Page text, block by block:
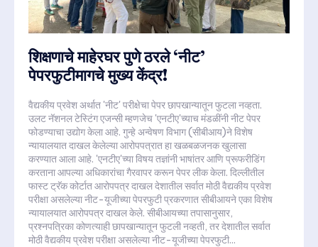
शिक्षणाचे माहेरघर पुणे ठरले ‘नीट’
पेपरफुटीमागचे मुख्य केंद्र!
वैद्यकीय प्रवेश अर्थात 'नीट' परीक्षेचा पेपर छापखान्यातून फुटला नव्हता.
उलट नॅशनल टेस्टिंग एजन्सी म्हणजेच 'एनटीए'च्याच मंडळींनी नीट पेपर
फोडण्याचा उद्योग केला आहे. गुन्हे अन्वेषण विभाग (सीबीआय)ने विशेष
न्यायालयात दाखल केलेल्या आरोपपत्रात हा खळबळजनक खुलासा
करण्यात आला आहे. 'एनटीए'च्या विषय तज्ञांनी भाषांतर आणि प्रूफरीडिंग
करताना आपल्या अधिकारांचा गैरवापर करून पेपर लीक केला. दिल्लीतील
फास्ट ट्रॅक कोर्टात आरोपपत्र दाखल देशातील सर्वात मोठी वैद्यकीय प्रवेश
परीक्षा असलेल्या नीट-यूजीच्या पेपरफुटी प्रकरणात सीबीआयने एका विशेष
न्यायालयात आरोपपत्र दाखल केले. सीबीआयच्या तपासानुसार,
प्रश्नपत्रिका कोणत्याही छापखान्यातून फुटली नव्हती, तर देशातील सर्वात
मोठी वैद्यकीय प्रवेश परीक्षा असलेल्या नीट-यूजीच्या पेपरफुटी...